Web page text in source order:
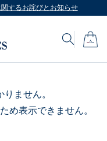
するお詫びとお知らせ
ません。
め表示できません。